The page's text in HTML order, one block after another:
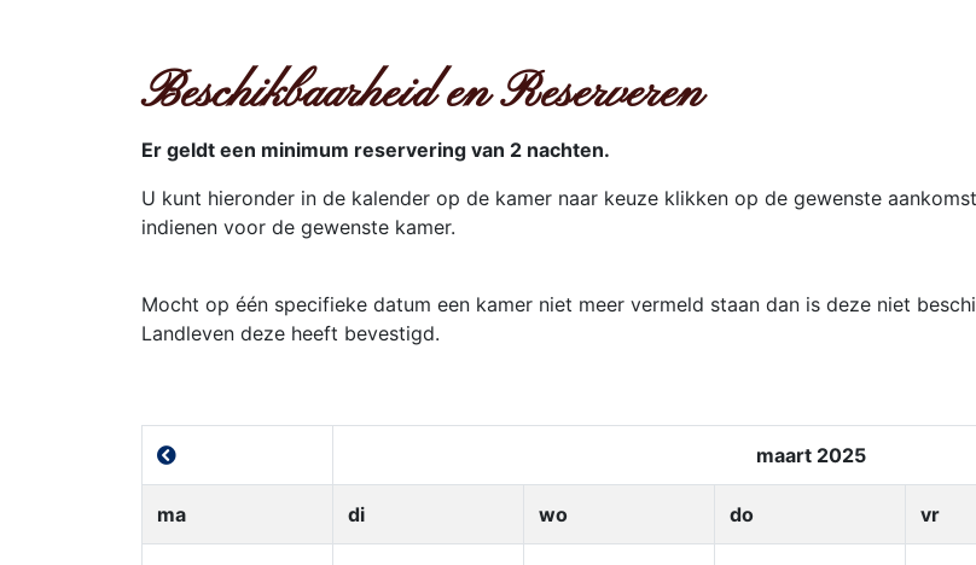
Beschikbaarheid en Reserveren
Er geldt een minimum reservering van 2 nachten.
U kunt hieronder in de kalender op de kamer naar keuze klikken op de gewenste
indienen voor de gewenste kamer.
Mocht op één specifieke datum een kamer niet meer vermeld staan dan is deze niet
Landleven deze heeft bevestigd.
maart 2025
ma di wo do vr